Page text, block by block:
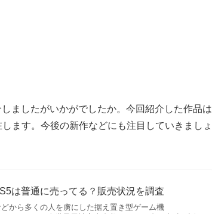
ましたがいかがでしたか。今回紹介した作品は
ます。今後の新作などにも注目していきましょ
は普通に売ってる？販売状況を調査
から多くの人を虜にした据え置き型ゲーム機